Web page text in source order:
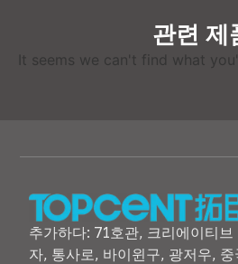
관련 제
It seems we can't find what
추가하다: 71호관, 크리에이티
자, 통사로, 바이윈구, 광저우, 중